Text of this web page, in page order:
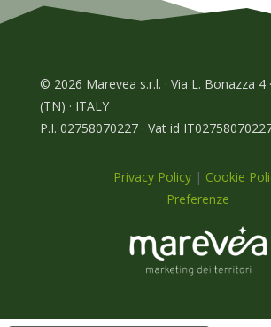
© 2026 Marevea s.r.l. · Via L. Bonazza 4
(TN) · ITALY
P.I. 02758070227 · Vat id
Privacy Policy | Cookie
Preferenze